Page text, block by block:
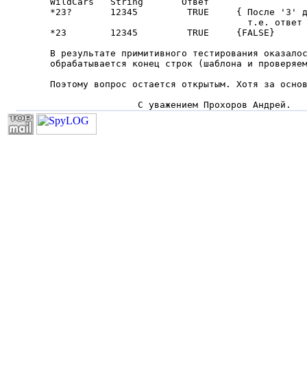
*23?       12345         TRUE     { После '3'
т.е. ответ
*23        12345         TRUE     {FALSE}
В результате примитивного тестирования
обрабатывается конец строк (шаблона и
Поэтому вопрос остается открытым. Хотя за
                С уважением Прохоров Андрей.